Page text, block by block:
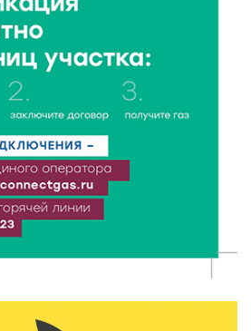
129
выставка художника
о героях СВО проходит в РГБ
105
для кормовых
продуктивность
руками: в Твери дети сняли
«Карась»